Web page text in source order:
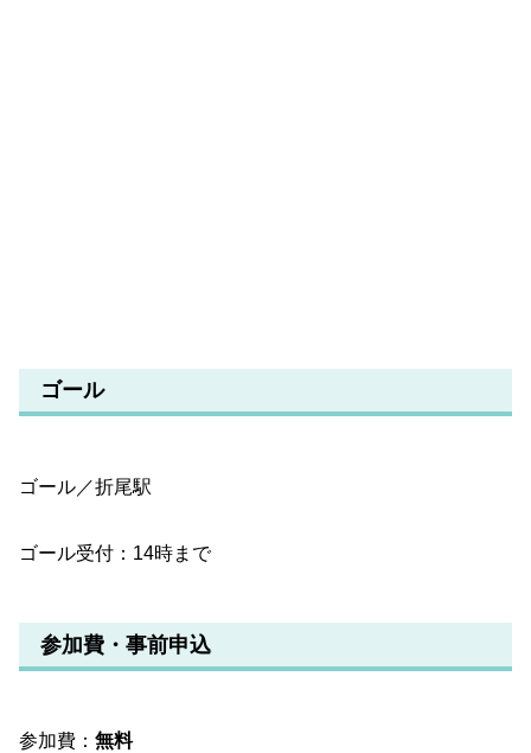
ゴール
ゴール／折尾駅
ゴール受付：14時まで
参加費・事前申込
参加費： 無料